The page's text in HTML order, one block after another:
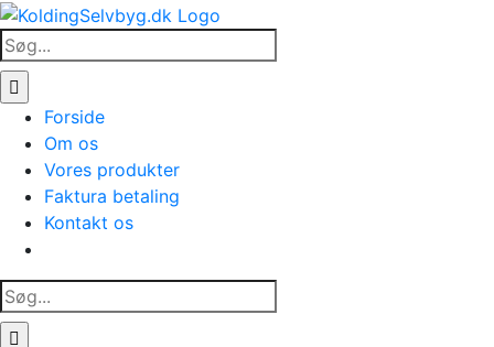
Skip
to
content
Søg
efter:
Forside
Om os
Vores produkter
Faktura betaling
Kontakt os
Søg
efter: